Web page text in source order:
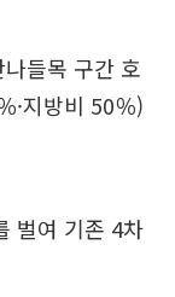
들목 구간 호
·지방비 50％)
벌여 기존 4차